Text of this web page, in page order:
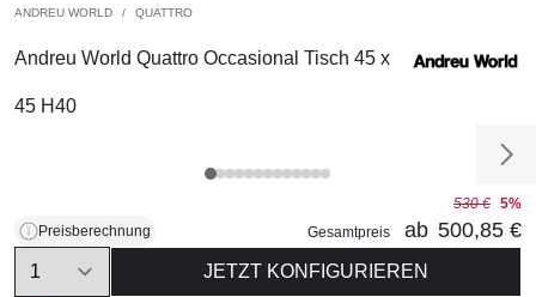
ANDREU WORLD / QUATTRO
Andreu World Quattro Occasional Tisch 45 x
45 H40
Preisberechnung
530 € 5%
Gesamtpreis
ab 500,85 €
Quantity
JETZT KONFIGURIEREN